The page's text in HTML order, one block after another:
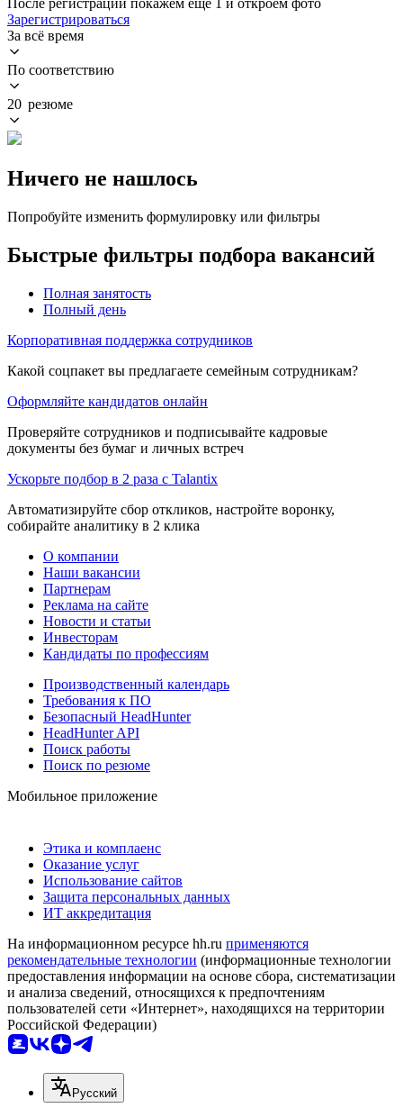
Зарегистрироваться
За всё время
По соответствию
20 резюме
Ничего не нашлось
Попробуйте изменить формулировку или фильтры
Быстрые фильтры подбора вакансий
Полная занятость
Полный день
Корпоративная поддержка сотрудников
Какой соцпакет вы предлагаете семейным сотрудникам?
Оформляйте кандидатов онлайн
Проверяйте сотрудников и подписывайте кадровые
документы без бумаг и личных встреч
Ускорьте подбор в 2 раза с Talantix
Автоматизируйте сбор откликов, настройте воронку,
собирайте аналитику в 2 клика
О компании
Наши вакансии
Партнерам
Реклама на сайте
Новости и статьи
Инвесторам
Кандидаты по профессиям
Производственный календарь
Требования к ПО
Безопасный HeadHunter
HeadHunter API
Поиск работы
Поиск по резюме
Мобильное приложение
Этика и комплаенс
Оказание услуг
Использование сайтов
Защита персональных данных
ИТ аккредитация
На информационном ресурсе hh.ru применяются
рекомендательные технологии (информационные технологии
предоставления информации на основе сбора, систематизации
и анализа сведений, относящихся к предпочтениям
пользователей сети «Интернет», находящихся на территории
Российской Федерации)
Русский